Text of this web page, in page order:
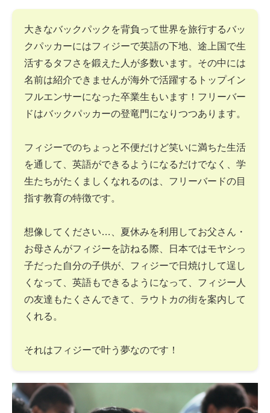
大きなバックパックを背負って世界を旅行するバッ
クパッカーにはフィジーで英語の下地、途上国で生
活するタフさを鍛えた人が多数います。その中には
名前は紹介できませんが海外で活躍するトップイン
フルエンサーになった卒業生もいます！フリーバー
ドはバックパッカーの登竜門になりつつあります。
フィジーでのちょっと不便だけど笑いに満ちた生活
を通して、英語ができるようになるだけでなく、学
生たちがたくましくなれるのは、フリーバードの目
指す教育の特徴です。
想像してください…、夏休みを利用してお父さん・
お母さんがフィジーを訪ねる際、日本ではモヤシっ
子だった自分の子供が、フィジーで日焼けして逞し
くなって、英語もできるようになって、フィジー人
の友達もたくさんできて、ラウトカの街を案内して
くれる。
それはフィジーで叶う夢なのです！